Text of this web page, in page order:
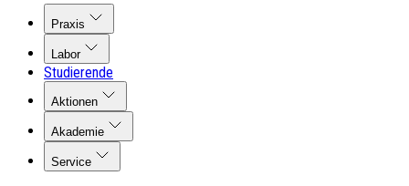
Praxis
Labor
Studierende
Aktionen
Akademie
Service